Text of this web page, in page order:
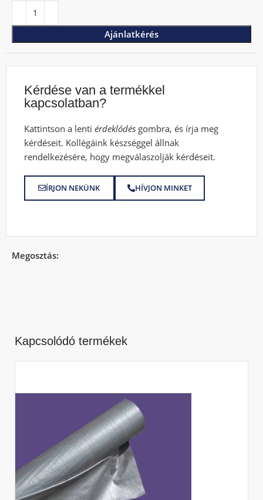
Ajánlatkérés
Kérdése van a termékkel
kapcsolatban?
Kattintson a lentiérdeklődés gombra, és írja meg
kérdéseit. Kollégáink készséggel állnak
rendelkezésére, hogy megválaszolják kérdéseit.
ÍRJON NEKÜNK HÍVJON MINKET
Megosztás:
Kapcsolódó termékek